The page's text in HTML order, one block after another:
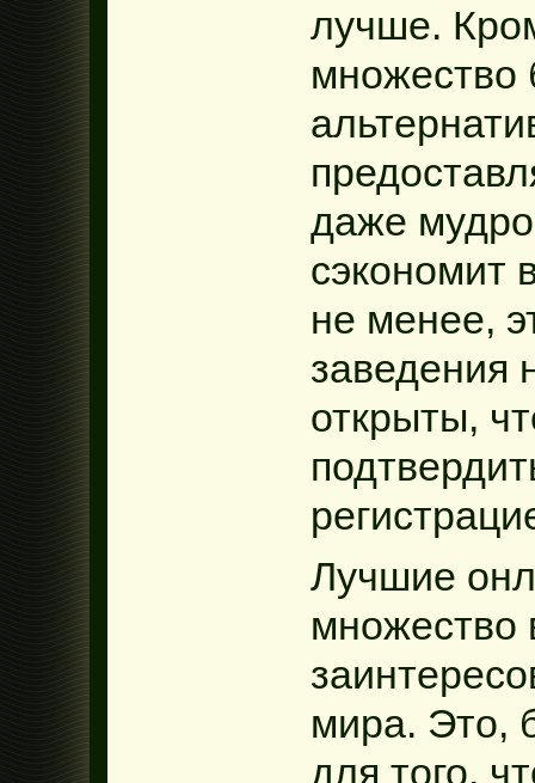
лучше.
множество
даже
сэкономит
не менее,
заведения
открыты,
Лучшие
множество
мира. Это,
для того,